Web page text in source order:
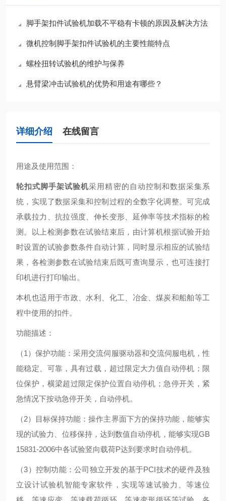
脚手架扣件试验机加载不平稳有卡顿的原因及解决方法
微机控制脚手架扣件试验机的主要性能特点
螺栓扭转试验机的维护与保养
悬臂梁冲击试验机的优势和用途有哪些？
详细介绍 在线留言
用途及使用范围：
轮扣式脚手架试验机采用精密的自动控制和数据采集系
统，实现了数据采集和控制过程的全数字化调整。可完成
承载拉力、抗拉强度、伸长变形、延伸率等技术指标的检
测。以上检测参数在试验结束后，由计算机根据试验开始
时设置的试验参数条件自动计算， 同时显示相应的试验结
果，各检测参数在试验结束后既可查询显示，也可连接打
印机进行打印输出。
本机也适用于市政、水利、化工、冶金、煤炭和船舶等工
程中使用的扣件。
功能描述：
（1）保护功能：采用交流伺服驱动器和交流伺服电机，性
能稳定、可靠，具有过载，超过限定大力值自动停机；限
位保护，横梁超过限定保护位置自动停机；急停开关，紧
急情况下按动急停开关，自动停机。
（2）目标保持功能：操作主界面下方的保持功能，能够实
现的试验力、位移保持，达到数值自动停机，能够实现GB
15831-2006中各试验竖向载荷P达到要求时自动停机。
（3）控制功能：公司独立开发的基于PCI技术的硬件及独
立设计试验机智能专家软件，实现等速试验力、等速位